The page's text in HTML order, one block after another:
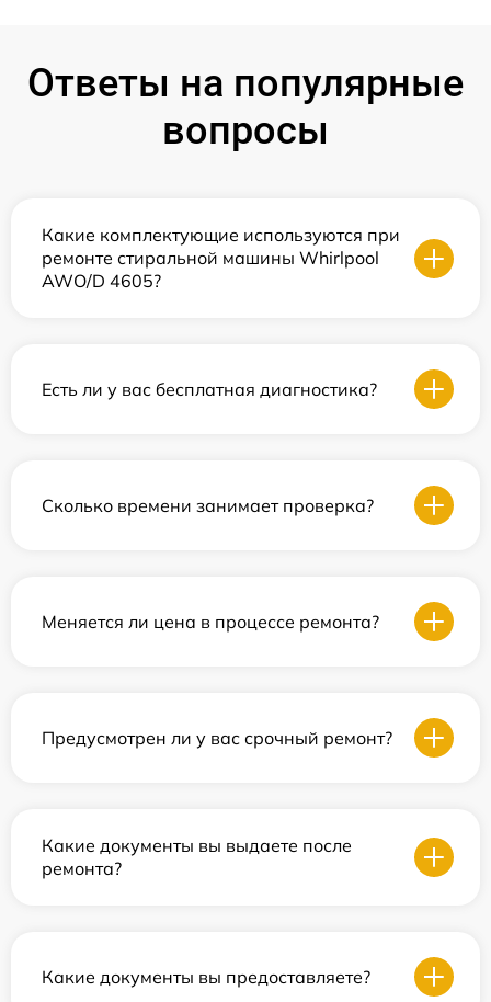
Ответы на популярные
вопросы
Какие комплектующие используются при
ремонте стиральной машины Whirlpool
AWO/D 4605?
Есть ли у вас бесплатная диагностика?
Сколько времени занимает проверка?
Меняется ли цена в процессе ремонта?
Предусмотрен ли у вас срочный ремонт?
Какие документы вы выдаете после
ремонта?
Какие документы вы предоставляете?